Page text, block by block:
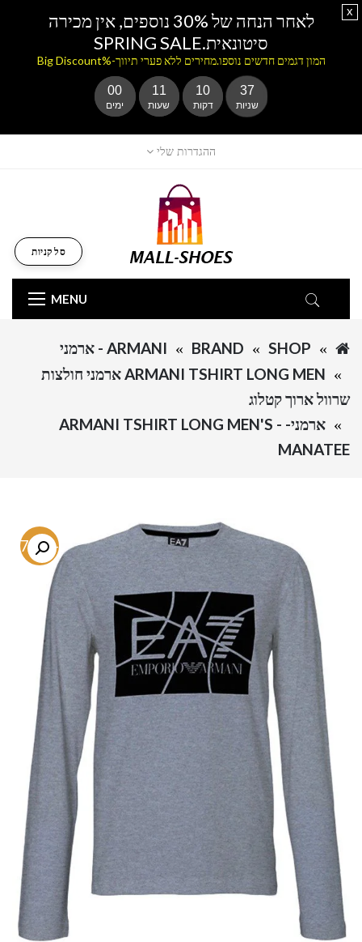
ההגדרות שלי
MENU
סל קניות
SHOP
BRAND
ARMANI - ארמני
ARMANI TSHIRT LONG MEN ארמני חולצות
שרוול ארוך קטלוג
ארמני- ARMANI TSHIRT LONG MEN'S -
MANATEE
-77.3%
לאחר הנחה של 30% נוספים, אין מכירה
סיטונאית.SPRING SALE
המון דגמים חדשים נוספו.מחירים ללא פערי תיווך-%Big Discount
00
ימים
11
שעות
10
דקות
37
שניות
x